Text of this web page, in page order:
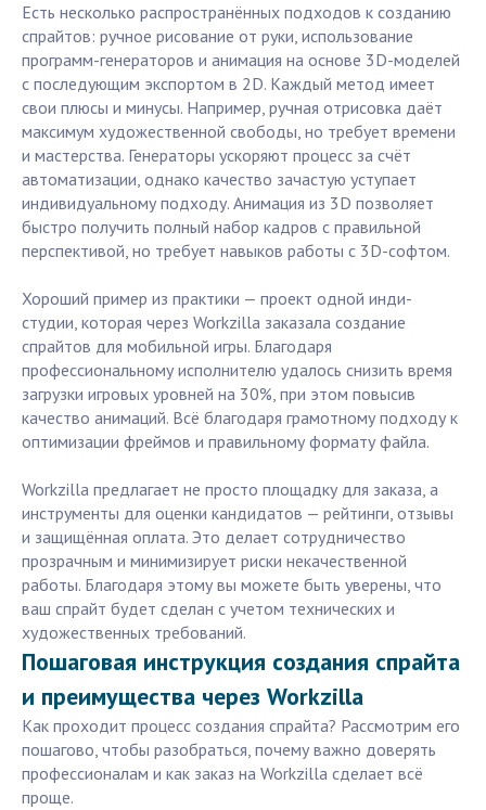
Есть несколько распространённых подходов к созданию
спрайтов: ручное рисование от руки, использование
программ-генераторов и анимация на основе 3D-моделей
с последующим экспортом в 2D. Каждый метод имеет
свои плюсы и минусы. Например, ручная отрисовка даёт
максимум художественной свободы, но требует времени
и мастерства. Генераторы ускоряют процесс за счёт
автоматизации, однако качество зачастую уступает
индивидуальному подходу. Анимация из 3D позволяет
быстро получить полный набор кадров с правильной
перспективой, но требует навыков работы с 3D-софтом.
Хороший пример из практики — проект одной инди-
студии, которая через Workzilla заказала создание
спрайтов для мобильной игры. Благодаря
профессиональному исполнителю удалось снизить время
загрузки игровых уровней на 30%, при этом повысив
качество анимаций. Всё благодаря грамотному подходу к
оптимизации фреймов и правильному формату файла.
Workzilla предлагает не просто площадку для заказа, а
инструменты для оценки кандидатов — рейтинги, отзывы
и защищённая оплата. Это делает сотрудничество
прозрачным и минимизирует риски некачественной
работы. Благодаря этому вы можете быть уверены, что
ваш спрайт будет сделан с учетом технических и
художественных требований.
Пошаговая инструкция создания спрайта
и преимущества через Workzilla
Как проходит процесс создания спрайта? Рассмотрим его
пошагово, чтобы разобраться, почему важно доверять
профессионалам и как заказ на Workzilla сделает всё
проще.